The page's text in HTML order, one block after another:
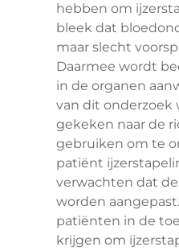
hebben om
bleek dat
maar slecht
Daarmee wordt
in de organen
van dit onderzoek
gekeken naar de
gebruiken om te
patiënt
verwachten dat
worden
patiënten in de
krijgen om